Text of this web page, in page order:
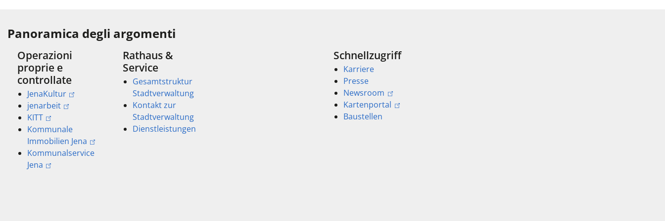
Panoramica degli argomenti
Operazioni
proprie e
controllate
JenaKultur
jenarbeit
KITT
Kommunale
Immobilien Jena
Kommunalservice
Jena
Rathaus &
Service
Gesamtstruktur
Stadtverwaltung
Kontakt zur
Stadtverwaltung
Dienstleistungen
Schnellzugriff
Karriere
Presse
Newsroom
Kartenportal
Baustellen